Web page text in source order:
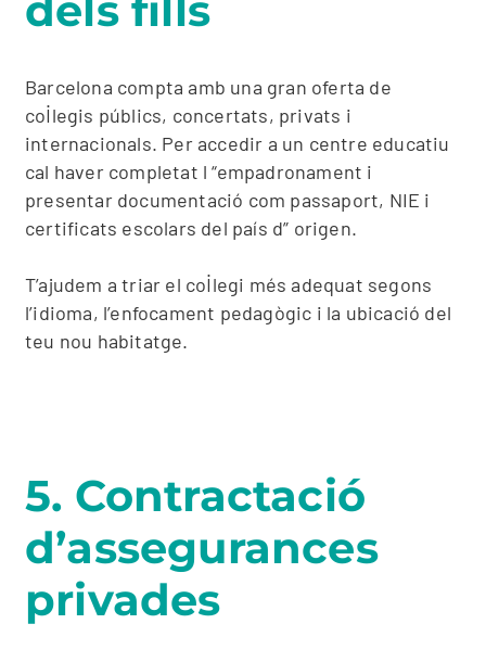
Barcelona compta amb una gran oferta de
col·legis públics, concertats, privats i
internacionals. Per accedir a un centre educatiu
cal haver completat l “empadronament i
presentar documentació com passaport, NIE i
certificats escolars del país d” origen.
T’ajudem a triar el col·legi més adequat segons
l’idioma, l’enfocament pedagògic i la ubicació del
teu nou habitatge.
5. Contractació
d’assegurances
privades